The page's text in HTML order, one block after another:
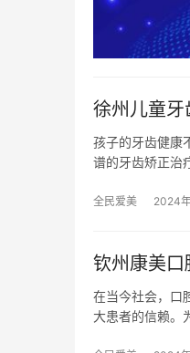
徐州儿童
孩子的牙齿健康
谱的牙齿矫正治
全民爱美 2024
钦州康美
在当今社会，口
大患者的信赖。